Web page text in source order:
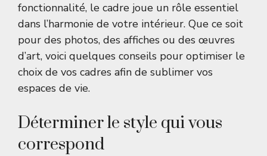
fonctionnalité, le cadre joue un rôle essentiel
dans l’harmonie de votre intérieur. Que ce soit
pour des photos, des affiches ou des œuvres
d’art, voici quelques conseils pour optimiser le
choix de vos cadres afin de sublimer vos
espaces de vie.
Déterminer le style qui vous
correspond